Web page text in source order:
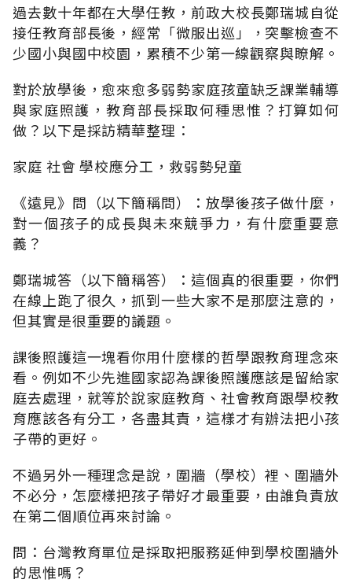
過去數十年都在大學任教，前政大校長鄭瑞城自從
接任教育部長後，經常「微服出巡」，突擊檢查不
少國小與國中校園，累積不少第一線觀察與瞭解。
對於放學後，愈來愈多弱勢家庭孩童缺乏課業輔導
與家庭照護，教育部長採取何種思惟？打算如何
做？以下是採訪精華整理：
家庭 社會 學校應分工，救弱勢兒童
《遠見》問（以下簡稱問）：放學後孩子做什麼，
對一個孩子的成長與未來競爭力，有什麼重要意
義？
鄭瑞城答（以下簡稱答）：這個真的很重要，你們
在線上跑了很久，抓到一些大家不是那麼注意的，
但其實是很重要的議題。
課後照護這一塊看你用什麼樣的哲學跟教育理念來
看。例如不少先進國家認為課後照護應該是留給家
庭去處理，就等於說家庭教育、社會教育跟學校教
育應該各有分工，各盡其責，這樣才有辦法把小孩
子帶的更好。
不過另外一種理念是說，圍牆（學校）裡、圍牆外
不必分，怎麼樣把孩子帶好才最重要，由誰負責放
在第二個順位再來討論。
問：台灣教育單位是採取把服務延伸到學校圍牆外
的思惟嗎？